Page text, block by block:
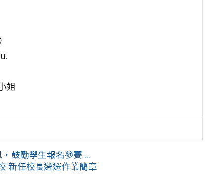
姐
鼓勵學生報名參賽 ...
新任校長遴選作業簡章